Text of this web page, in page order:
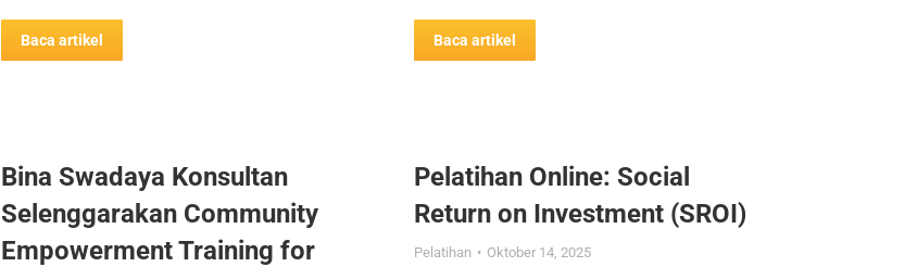
Baca artikel Baca artikel
Bina Swadaya Konsultan
Selenggarakan Community
Empowerment Training for
Pelatihan Online: Social
Return on Investment (SROI)
Pelatihan Oktober 14, 2025